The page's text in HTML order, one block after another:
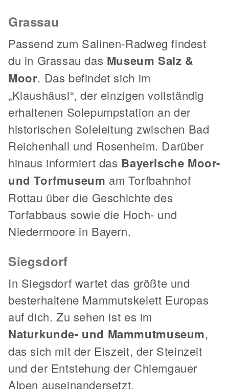
Grassau
Passend zum Salinen-Radweg findest
du in Grassau das Museum Salz &
Moor. Das befindet sich im
„Klaushäusl“, der einzigen vollständig
erhaltenen Solepumpstation an der
historischen Soleleitung zwischen Bad
Reichenhall und Rosenheim. Darüber
hinaus informiert das Bayerische Moor-
und Torfmuseum am Torfbahnhof
Rottau über die Geschichte des
Torfabbaus sowie die Hoch- und
Niedermoore in Bayern.
Siegsdorf
In Siegsdorf wartet das größte und
besterhaltene Mammutskelett Europas
auf dich. Zu sehen ist es im
Naturkunde- und Mammutmuseum,
das sich mit der Eiszeit, der Steinzeit
und der Entstehung der Chiemgauer
Alpen auseinandersetzt.